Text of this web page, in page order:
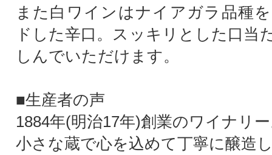
また白ワインはナイアガラ品種
ドした辛口。スッキリとした口当
しんでいただけます。
■生産者の声
1884年(明治17年)創業のワイナリ
小さな蔵で心を込めて丁寧に醸造